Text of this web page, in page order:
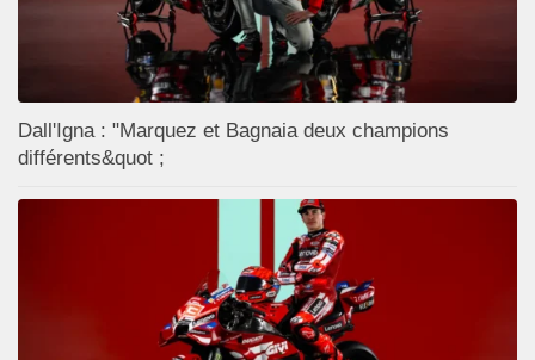
Dall'Igna : "Marquez et Bagnaia deux champions
différents&quot ;